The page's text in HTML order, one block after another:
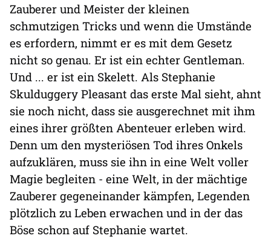
Zauberer und Meister der kleinen
schmutzigen Tricks und wenn die Umstände
es erfordern, nimmt er es mit dem Gesetz
nicht so genau. Er ist ein echter Gentleman.
Und ... er ist ein Skelett. Als Stephanie
Skulduggery Pleasant das erste Mal sieht, ahnt
sie noch nicht, dass sie ausgerechnet mit ihm
eines ihrer größten Abenteuer erleben wird.
Denn um den mysteriösen Tod ihres Onkels
aufzuklären, muss sie ihn in eine Welt voller
Magie begleiten - eine Welt, in der mächtige
Zauberer gegeneinander kämpfen, Legenden
plötzlich zu Leben erwachen und in der das
Böse schon auf Stephanie wartet.